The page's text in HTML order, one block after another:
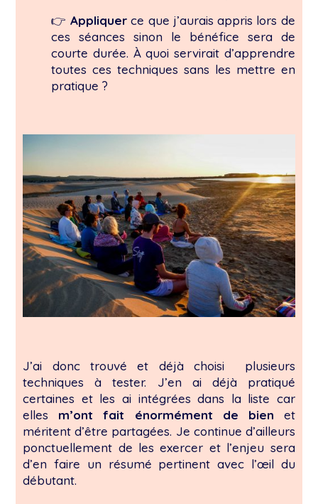
👉 Appliquerce que j’aurais appris lors de
ces séances sinon le bénéfice sera de
courte durée. À quoi servirait d’apprendre
toutes ces techniques sans les mettre en
pratique ?
J’ai donc trouvé et déjà choisi plusieurs
techniques à tester. J’en ai déjà pratiqué
certaines et les ai intégrées dans la liste car
elles m’ont fait énormément de bien et
méritent d’être partagées. Je continue d’ailleurs
ponctuellement de les exercer et l’enjeu sera
d’en faire un résumé pertinent avec l’œil du
débutant.